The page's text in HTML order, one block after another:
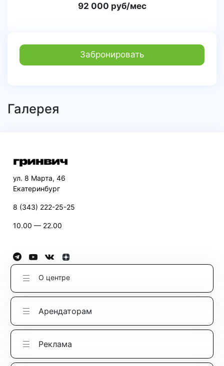
92 000 руб/мес
Забронировать
Галерея
ул. 8 Марта, 46
Екатеринбург
8 (343) 222-25-25
10.00 — 22.00
О центре
Арендаторам
Реклама